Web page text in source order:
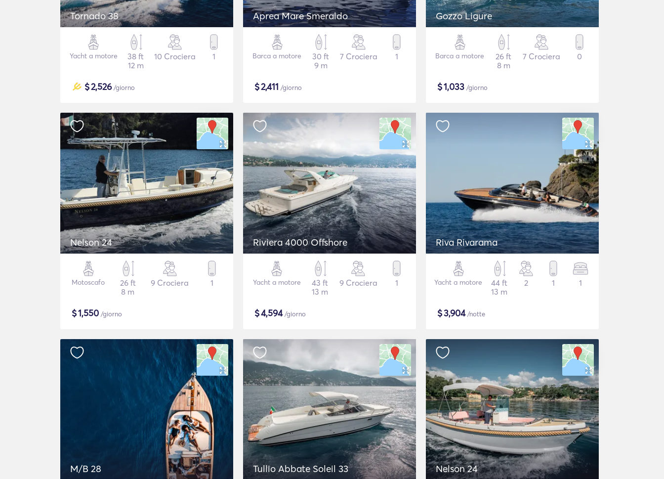
Tornado 38
Yacht a motore
38 ft
12 m
10 Crociera 1
$2,526/giorno
Aprea Mare Smeraldo
Barca a motore
30 ft
9 m
7 Crociera 1
$2,411 /giorno
Gozzo Ligure
Barca a motore
26 ft
8 m
7 Crociera 0
$1,033 /giorno
Nelson 24
Motoscafo
26 ft
8 m
9 Crociera 1
$1,550 /giorno
Riviera 4000 Offshore
Yacht a motore
43 ft
13 m
9 Crociera 1
$4,594/giorno
Riva Rivarama
Yacht a motore
44 ft
13 m
2 1 1
$3,904/notte
M/B 28 Tullio Abbate Soleil 33 Nelson 24